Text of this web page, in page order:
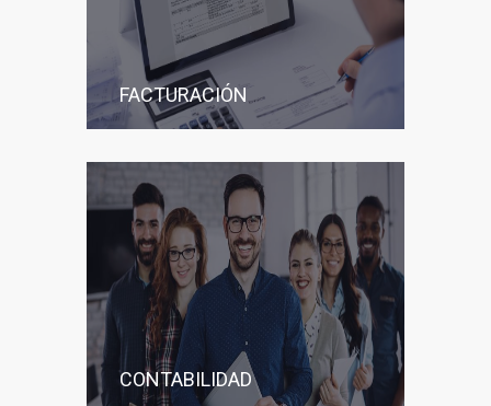
FACTURACIÓN
CONTABILIDAD